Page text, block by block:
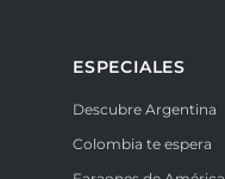
ESPECIALES
Descubre Argentina
Colombia te espera